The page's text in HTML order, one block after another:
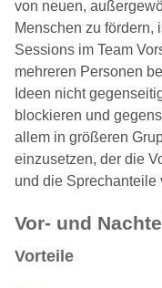
von neuen,
Menschen zu fördern,
Sessions im Team
mehreren Personen
Ideen nicht
blockieren und
allem in größeren
einzusetzen, der die
und die Sprechanteile
Vor- und
Vorteile